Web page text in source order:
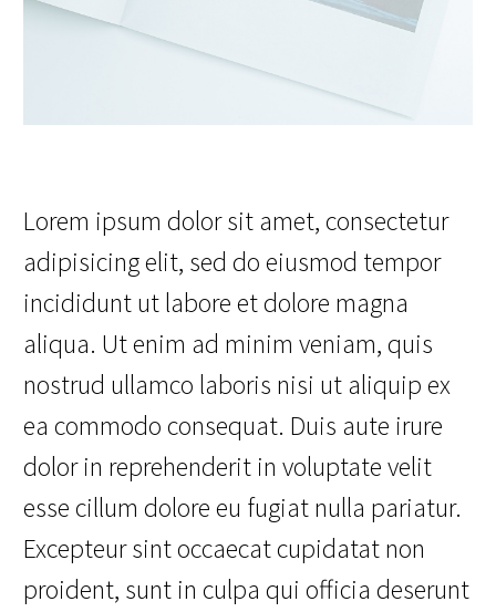
Lorem ipsum dolor sit amet, consectetur
adipisicing elit, sed do eiusmod tempor
incididunt ut labore et dolore magna
aliqua. Ut enim ad minim veniam, quis
nostrud ullamco laboris nisi ut aliquip ex
ea commodo consequat. Duis aute irure
dolor in reprehenderit in voluptate velit
esse cillum dolore eu fugiat nulla pariatur.
Excepteur sint occaecat cupidatat non
proident, sunt in culpa qui officia deserunt